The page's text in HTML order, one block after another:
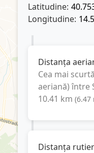
Latitudine:
Longitudine:
Distanța
Cea mai
aeriană) între
10.41 km (6.47
Distanța